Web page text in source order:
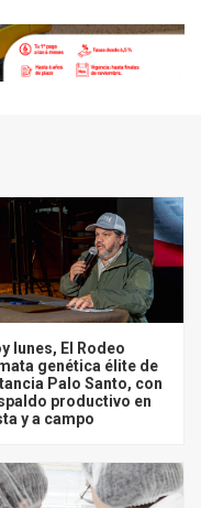
lunes, El Rodeo
genética élite de
Palo Santo, con
productivo en
y a campo